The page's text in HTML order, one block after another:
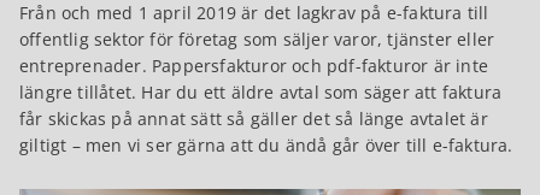
Från och med 1 april 2019 är det lagkrav på e-faktura till
offentlig sektor för företag som säljer varor, tjänster eller
entreprenader. Pappersfakturor och pdf-fakturor är inte
längre tillåtet. Har du ett äldre avtal som säger att faktura
får skickas på annat sätt så gäller det så länge avtalet är
giltigt – men vi ser gärna att du ändå går över till e-faktura.